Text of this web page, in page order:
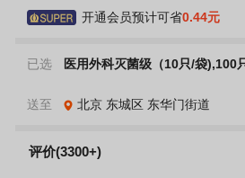
开通会员预计可省0.44元
已选 医用外科灭菌级（10只/袋),100
送至 北京 东城区 东华门街道
评价(3300+)